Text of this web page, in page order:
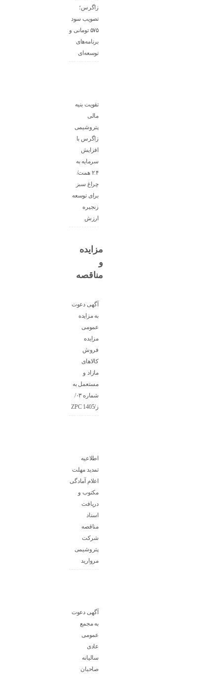
زاگرس؛
تصویب سود
۵۷۵ تومانی و
برنامه‌های
توسعه‌ای
تقویت بنیه
مالی
پتروشیمی
زاگرس با
افزایش
سرمایه به
۲.۴ همت/
چراغ سبز
برای توسعه
زنجیره
ارزش
مزایده
و
مناقصه
آگهی دعوت
به مزایده
عمومی
مزایده
فروش
کالاهای
مازاد و
مستعمل به
شماره ۰۳/
ز/ZPC 1405
اطلاعیه
تمدید مهلت
اعلام آمادگی
مکتوب و
دریافت
اسناد
مناقصه
شرکت
پتروشیمی
مروارید
آگهی دعوت
به مجمع
عمومی
عادی
سالیانه
صاحبان